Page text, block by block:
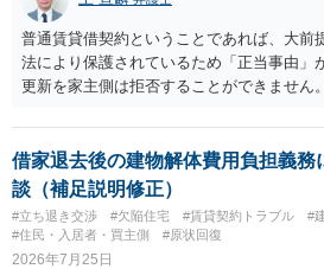
普通賃貸借契約ということであれば、大前
法により保護されているため「正当事由」
更新を家主側は拒否することができません
定期確認させてもらないこと」が直ちに正
せんので、更新拒絶を拒否される方向性で
の交渉の中で、一定の金銭をもらえれば退
みるのはいかがでしょうか。 過去に賃借人
入室する行為自体は不法行為となり、また
立する可能性がありますので、これを理由
借家退去後の建物解体費用負担義務
談（補足説明修正）
#立ち退き交渉 #欠陥住宅 #賃貸契約トラブル
#
#住民・入居者・買主側
#原状回復
2026年7月25日